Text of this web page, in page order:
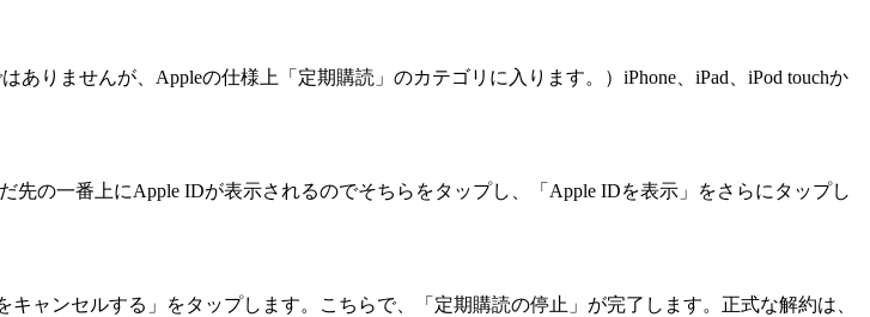
りませんが、Appleの仕様上「定期購読」のカテゴリに入ります。）iPhone、iPad、iPod touchか
先の一番上にApple IDが表示されるのでそちらをタップし、「Apple IDを表示」をさらにタップし
ャンセルする」をタップします。こちらで、「定期購読の停止」が完了します。正式な解約は、